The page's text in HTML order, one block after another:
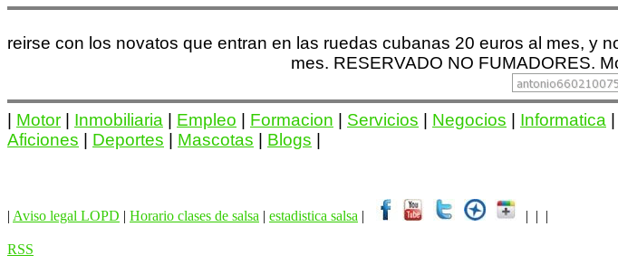
reirse con los novatos que entran en las ruedas cubanas 20 euros al mes, y
mes. RESERVADO NO FUMADORES.
Motor Inmobiliaria Empleo Formacion Servicios Negocios Informatica
Aficiones
Deportes Mascotas Blogs
| Aviso legal LOPD | Horario clases de salsa | estadistica salsa | | | |
RSS